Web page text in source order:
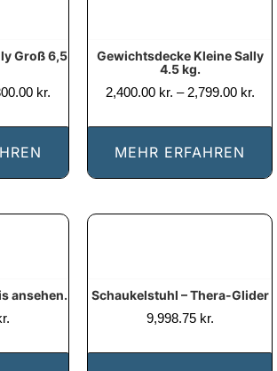
Groß 6,5
kr. Prisinterval:
Gewichtsdecke Kleine Sally
4.5 kg.
2,400.00 kr. – 2,799.00 kr.
MEHR ERFAHREN
ansehen.
Schaukelstuhl – Thera-Glider
9,998.75 kr.